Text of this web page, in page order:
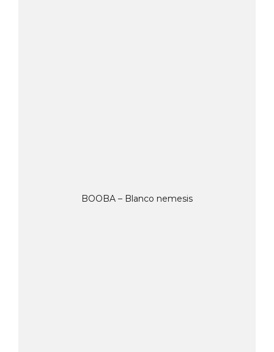
BOOBA – Blanco nemesis